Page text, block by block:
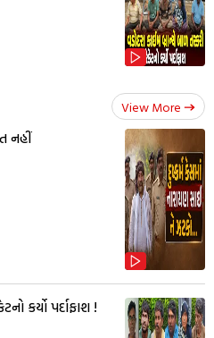
View More
નહીં
કર્યો પર્દાફાશ !